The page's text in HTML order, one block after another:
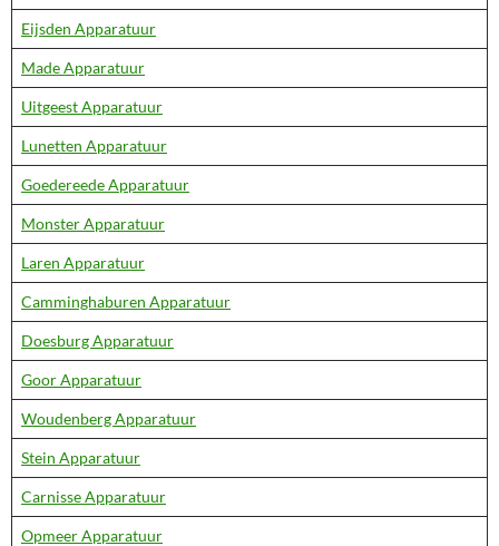
Eijsden Apparatuur
Made Apparatuur
Uitgeest Apparatuur
Lunetten Apparatuur
Goedereede Apparatuur
Monster Apparatuur
Laren Apparatuur
Camminghaburen Apparatuur
Doesburg Apparatuur
Goor Apparatuur
Woudenberg Apparatuur
Stein Apparatuur
Carnisse Apparatuur
Opmeer Apparatuur